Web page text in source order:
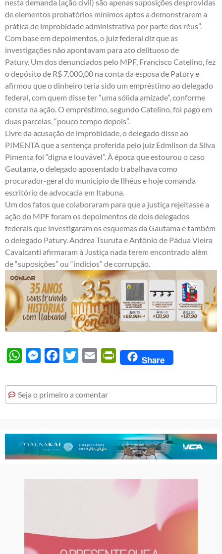
nesta demanda (ação civil) são apenas suposições desprovidas
de elementos probatórios mínimos aptos a demonstrarem a
prática de improbidade administrativa por parte dos réus”.
Com base em depoimentos, o juiz federal diz que as
investigações não apontavam para ato delituoso de
Patury. Um dos denunciados pelo MPF, Francisco Catelino, fez
o depósito de R$ 7.000,00 na conta da esposa de Patury e
afirmou que o dinheiro teria sido um empréstimo ao delegado
federal, com quem disse ter “uma sólida amizade”, conforme
consta na ação. O empréstimo, segundo Catelino, foi pago em
duas parcelas, “pouco tempo depois”.
Livre da acusação de improbidade, o delegado disse ao
PIMENTA que a sentença proferida pelo juiz Edmilson da Silva
Pimenta foi “digna e louvável”. À época que estourou o caso
Gautama, o delegado aposentado trabalhava como
procurador-geral do município de Ilhéus e hoje comanda
escritório de advocacia em Itabuna.
Um dos fatos que colaboraram para que a justiça rejeitasse a
ação do MPF foram os depoimentos de dois delegados
federais que investigaram os esquemas da Gautama e também
o delegado Patury. Andrea Tsuruta e Antônio de Pádua Vieira
Cavalcanti afirmaram à Justiça nada terem encontrado além
de “suposições” ou “indícios” de corrupção.
WhatsAppMessengerFacebook
Twitter Email PrintFriendly
Share
Seja o primeiro a comentar